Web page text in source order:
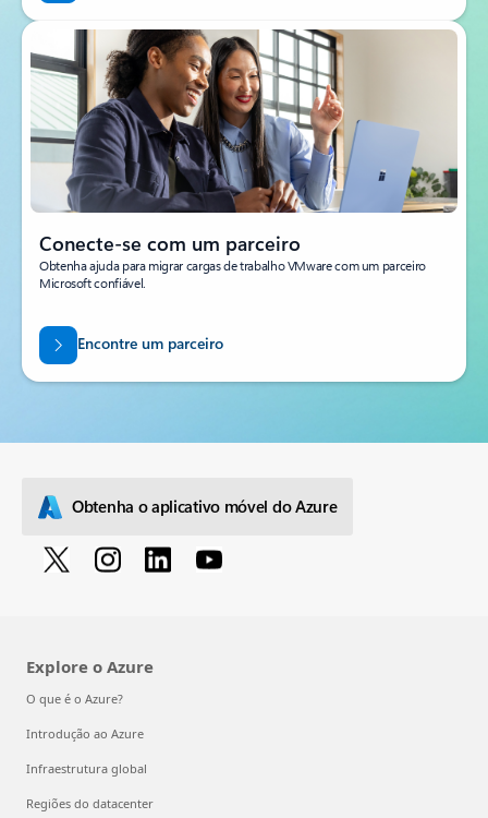
Conecte-se com um parceiro
Obtenha ajuda para migrar cargas de trabalho VMware com um parceiro
Microsoft confiável.
Encontre um parceiro
Obtenha o aplicativo móvel do Azure
Explore o Azure
O que é o Azure?
Introdução ao Azure
Infraestrutura global
Regiões do datacenter